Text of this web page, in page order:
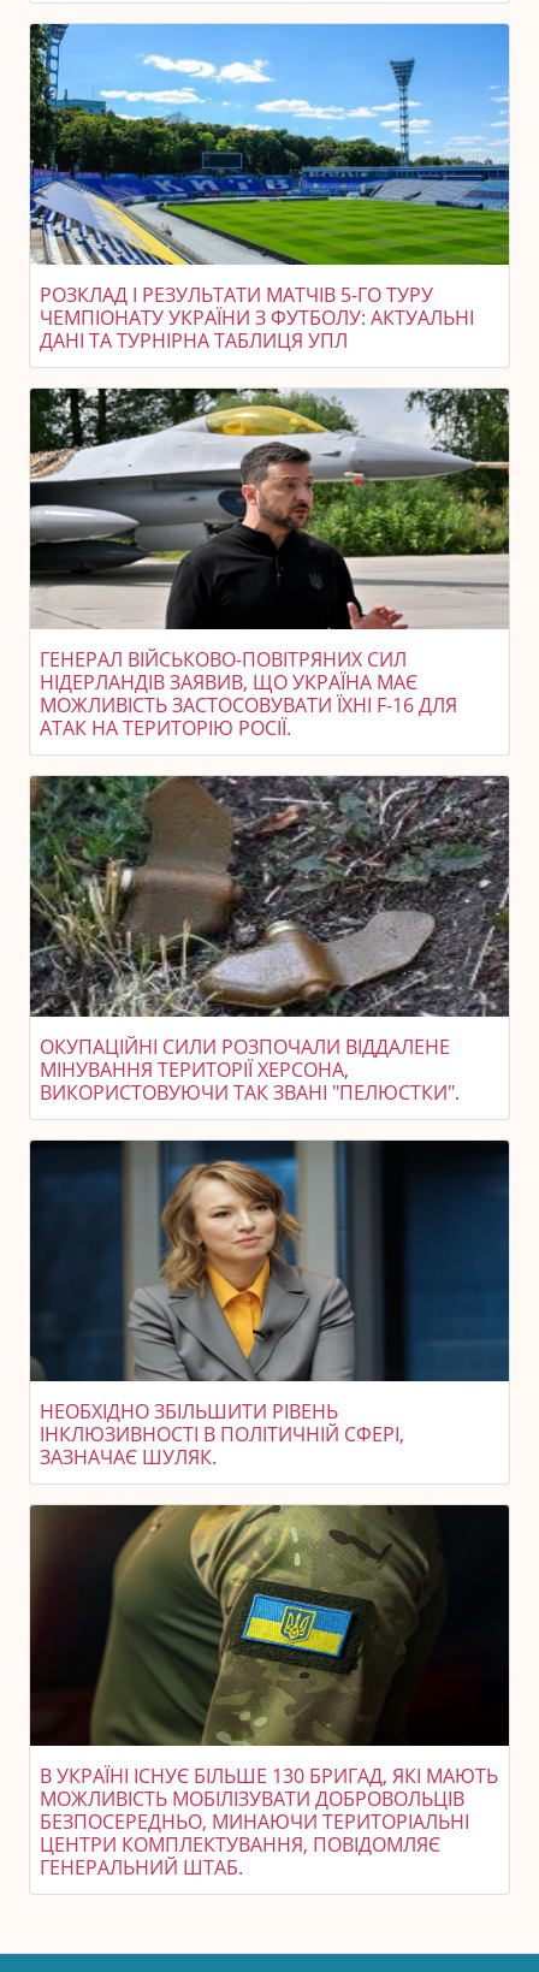
РОЗКЛАД І РЕЗУЛЬТАТИ МАТЧІВ 5-ГО ТУРУ
ЧЕМПІОНАТУ УКРАЇНИ З ФУТБОЛУ: АКТУАЛЬНІ
ДАНІ ТА ТУРНІРНА ТАБЛИЦЯ УПЛ
ГЕНЕРАЛ ВІЙСЬКОВО-ПОВІТРЯНИХ СИЛ
НІДЕРЛАНДІВ ЗАЯВИВ, ЩО УКРАЇНА МАЄ
МОЖЛИВІСТЬ ЗАСТОСОВУВАТИ ЇХНІ F-16 ДЛЯ
АТАК НА ТЕРИТОРІЮ РОСІЇ.
ОКУПАЦІЙНІ СИЛИ РОЗПОЧАЛИ ВІДДАЛЕНЕ
МІНУВАННЯ ТЕРИТОРІЇ ХЕРСОНА,
ВИКОРИСТОВУЮЧИ ТАК ЗВАНІ "ПЕЛЮСТКИ".
НЕОБХІДНО ЗБІЛЬШИТИ РІВЕНЬ
ІНКЛЮЗИВНОСТІ В ПОЛІТИЧНІЙ СФЕРІ,
ЗАЗНАЧАЄ ШУЛЯК.
В УКРАЇНІ ІСНУЄ БІЛЬШЕ 130 БРИГАД, ЯКІ МАЮТЬ
МОЖЛИВІСТЬ МОБІЛІЗУВАТИ ДОБРОВОЛЬЦІВ
БЕЗПОСЕРЕДНЬО, МИНАЮЧИ ТЕРИТОРІАЛЬНІ
ЦЕНТРИ КОМПЛЕКТУВАННЯ, ПОВІДОМЛЯЄ
ГЕНЕРАЛЬНИЙ ШТАБ.